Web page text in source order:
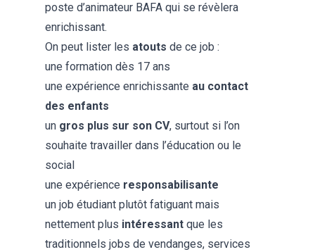
poste d’animateur BAFA qui se révèlera
enrichissant.
On peut lister les atouts de ce job :
une formation dès 17 ans
une expérience enrichissante au contact
des enfants
un gros plus sur son CV, surtout si l’on
souhaite travailler dans l’éducation ou le
social
une expérience responsabilisante
un job étudiant plutôt fatiguant mais
nettement plus intéressant que les
traditionnels jobs de vendanges, services